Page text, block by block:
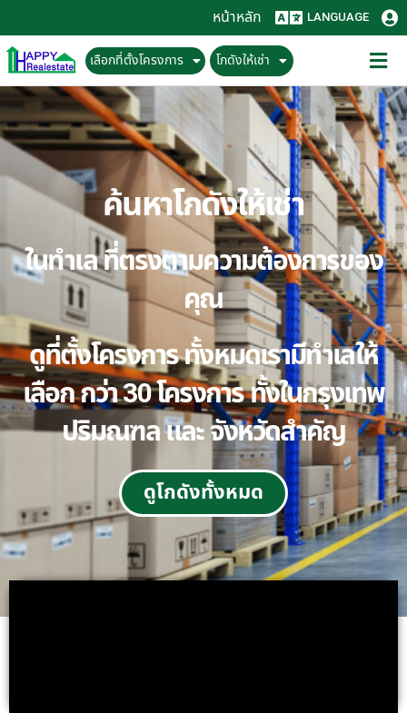
หน้าหลัก LANGUAGE
เลือกที่ตั้งโครงการ โกดังให้เช่า
ค้นหาโกดังให้เช่า
ในทำเล ที่ตรงตามความต้องการของ
คุณ
ดูที่ตั้งโครงการ ทั้งหมดเรามีทำเลให้
เลือก กว่า 30 โครงการ ทั้งในกรุงเทพ
ปริมณฑล และ จังหวัดสำคัญ
ดูโกดังทั้งหมด